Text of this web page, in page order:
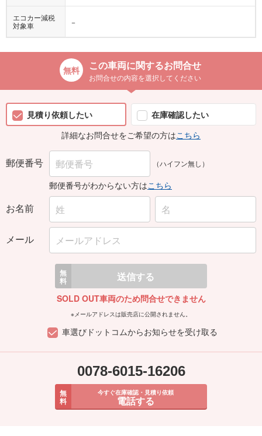
エコカー減税
対象車
−
この車両に関するお問合せ
お問合せの内容を選択してください
見積り依頼したい
在庫確認したい
詳細なお問合せをご希望の方はこちら
郵便番号 （ハイフン無し）
郵便番号がわからない方はこちら
お名前
メール
無
料 送信する
SOLD OUT車両のため問合せできません
※メールアドレスは販売店に公開されません。
車選びドットコムからお知らせを受け取る
0078-6015-16206
無
料
今すぐ在庫確認・見積り依頼
電話する